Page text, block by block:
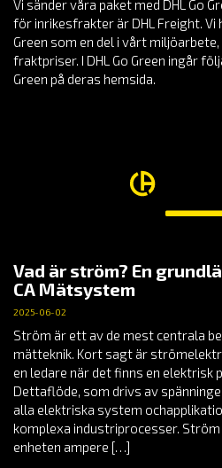
Vi sänder våra paket med DHL Go
för inrikesfrakter är DHL Freight. Vi
Green som en del i vårt
fraktpriser. I DHL Go Green ingår
Green på deras hemsida.
Vad är ström? En
CA Mätsystem
2025-06-02
Ström är ett av de mest centrala
mätteknik. Kort sagt är
en ledare när det finns en elektrisk
Dettaflöde, som drivs av
alla elektriska system
komplexa industriprocesser.
enheten ampere […]